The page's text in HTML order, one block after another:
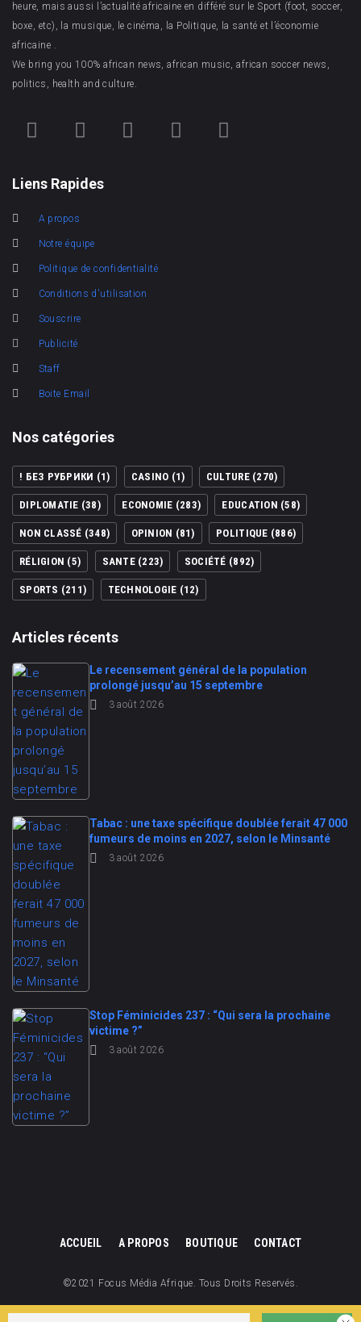
heure, mais aussi l’actualité africaine en différé sur le Sport (foot, soccer,
boxe, etc), la musique, le cinéma, la Politique, la santé et l’économie
africaine .
We bring you 100% african news, african music, african soccer news,
politics, health and culture.
Liens Rapides
A propos
Notre équipe
Politique de confidentialité
Conditions d'utilisation
Souscrire
Publicité
Staff
Boite Email
Nos catégories
! БЕЗ РУБРИКИ (1) CASINO (1) CULTURE(270)
DIPLOMATIE (38) ECONOMIE (283) EDUCATION (58)
NON CLASSÉ (348) OPINION (81) POLITIQUE (886)
RÉLIGION (5) SANTE(223) SOCIÉTÉ (892)
SPORTS (211) TECHNOLOGIE (12)
Articles récents
Le recensement général de la population
prolongé jusqu’au 15 septembre
3 août 2026
Tabac : une taxe spécifique doublée ferait 47 000
fumeurs de moins en 2027, selon le Minsanté
3 août 2026
Stop Féminicides 237 : “Qui sera la prochaine
victime ?”
3 août 2026
ACCUEIL A PROPOS BOUTIQUE CONTACT
©2021 Focus Média Afrique. Tous Droits Reservés.